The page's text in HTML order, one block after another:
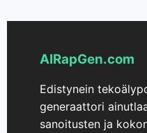
AIRapGen.com
Edistynein
generaattori
sanoitusten ja